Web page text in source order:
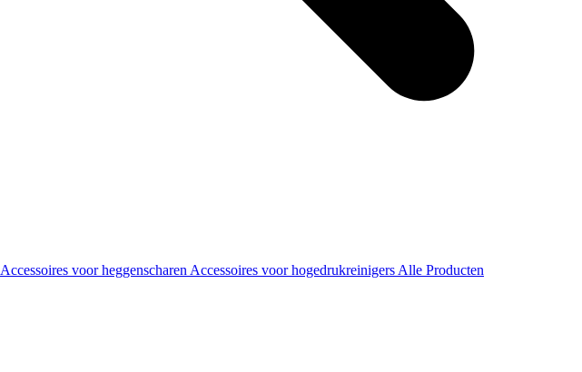
Accessoires voor heggenscharen Accessoires voor hogedrukreinigers Alle Producten